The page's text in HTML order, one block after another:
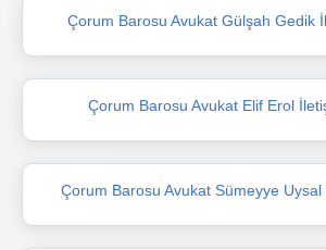
Çorum Barosu Avukat Gülşah Gedik
Çorum Barosu Avukat Elif Erol
Çorum Barosu Avukat Sümeyye